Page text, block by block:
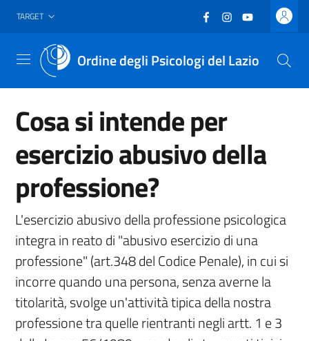
Vai al header
Vai al contenuto principale
Vai al footer
TARGET Facebook
(nuova scheda -
Instagram
(nuova scheda
YouTube
(nuova
Ordine degli Psicologi del Lazio
Menu
Cosa si intende per
esercizio abusivo della
professione?
L'esercizio abusivo della professione psicologica
integra in reato di "abusivo esercizio di una
professione" (art.348 del Codice Penale), in cui si
incorre quando una persona, senza averne la
titolarità, svolge un'attività tipica della nostra
professione tra quelle rientranti negli artt. 1 e 3